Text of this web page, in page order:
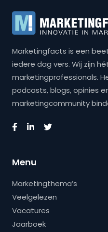
Marketingfacts is een
iedere dag vers. Wij zijn
marketingprofessionals.
podcasts, blogs, opinies
marketingcommunity
Menu
Marketingthema’s
Veelgelezen
Vacatures
Jaarboek